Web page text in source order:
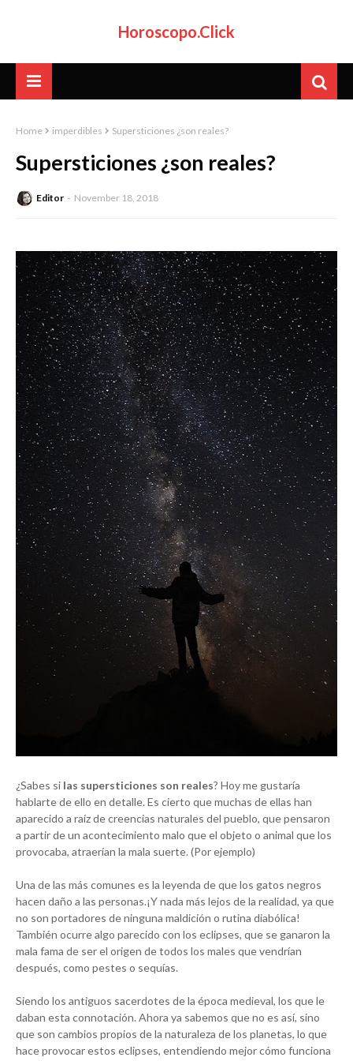
Horoscopo.Click
Home imperdibles Supersticiones ¿son reales?
Supersticiones ¿son reales?
Editor November 18, 2018
¿Sabes si las supersticiones son reales? Hoy me gustaría
hablarte de ello en detalle. Es cierto que muchas de ellas han
aparecido a raíz de creencias naturales del pueblo, que pensaron
a partir de un acontecimiento malo que el objeto o animal que los
provocaba, atraerían la mala suerte. (Por ejemplo)
Una de las más comunes es la leyenda de que los gatos negros
hacen daño a las personas.¡Y nada más lejos de la realidad, ya que
no son portadores de ninguna maldición o rutina diabólica!
También ocurre algo parecido con los eclipses, que se ganaron la
mala fama de ser el origen de todos los males que vendrían
después, como pestes o sequías.
Siendo los antiguos sacerdotes de la época medieval, los que le
daban esta connotación. Ahora ya sabemos que no es así, sino
que son cambios propios de la naturaleza de los planetas, lo que
hace provocar estos eclipses, entendiendo mejor cómo funciona